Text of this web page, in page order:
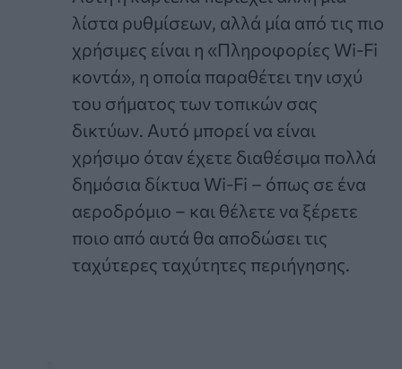
λίστα ρυθμίσεων, αλλά μία από τις πιο
χρήσιμες είναι η «Πληροφορίες Wi-Fi
κοντά», η οποία παραθέτει την ισχύ
του σήματος των τοπικών σας
δικτύων. Αυτό μπορεί να είναι
χρήσιμο όταν έχετε διαθέσιμα πολλά
δημόσια δίκτυα Wi-Fi – όπως σε ένα
αεροδρόμιο – και θέλετε να ξέρετε
ποιο από αυτά θα αποδώσει τις
ταχύτερες ταχύτητες περιήγησης.